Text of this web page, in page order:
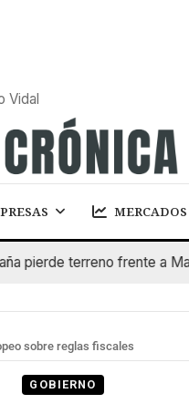
Vidal
MERCADOS
terreno frente a
sobre reglas fiscales
GOBIERNO